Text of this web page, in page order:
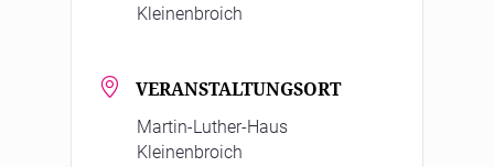
Kleinenbroich
VERANSTALTUNGSORT
Martin-Luther-Haus
Kleinenbroich